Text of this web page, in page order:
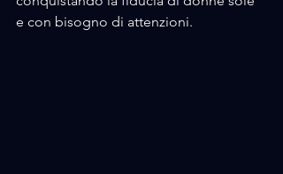
e con bisogno di attenzioni.